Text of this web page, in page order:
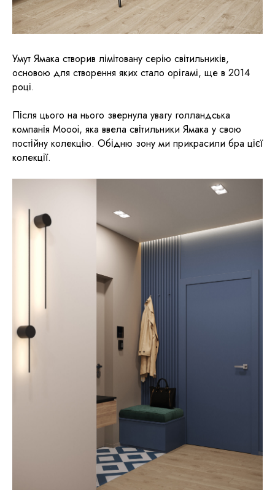
Умут Ямака створив лімітовану серію світильників,
основою для створення яких стало орігамі, ще в 2014
році.
Після цього на нього звернула увагу голландська
компанія Moooi, яка ввела світильники Ямака у свою
постійну колекцію. Обідню зону ми прикрасили бра цієї
колекції.